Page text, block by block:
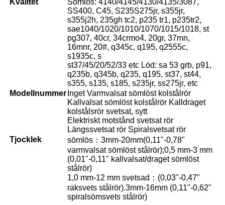
Kvalitet
Sömlös: 4140/4145/4130/4135/3087,
SS400, C45, S235S275jr, s355jr,
s355j2h, 235gh tc2, p235 tr1, p235tr2,
sae1040/1020/1010/1070/1015/1018, st
pg307, 40cr, 34crmo4, 20gr, 37mn,
16mnr, 20#, q345c, q195, q2555c,
s1935c, s
st37/45/20/52/33 etc Löd: sa 53 grb, p91,
q235b, q345b, q235, q195, st37, st44,
s355, s135, s185, s235jr, ss275jr, etc
Modellnummer Inget Varmvalsat sömlöst kolstålrör
Kallvalsat sömlöst kolstålrör Kalldraget
kolstålsrör svetsat, sytt
Elektriskt motstånd svetsat rör
Längssvetsat rör Spiralsvetsat rör
Tjocklek
sömlös：3mm-20mm(0,11"-0,78"
varmvalsat sömlöst stålrör);0,5 mm-3 mm
(0,01"-0,11" kallvalsat/draget sömlöst
stålrör)
1,0 mm-12 mm svetsad：(0,03"-0,47"
raksvets stålrör).3mm-16mm (0,11"-0,62"
spiralsömsvets stålrör)